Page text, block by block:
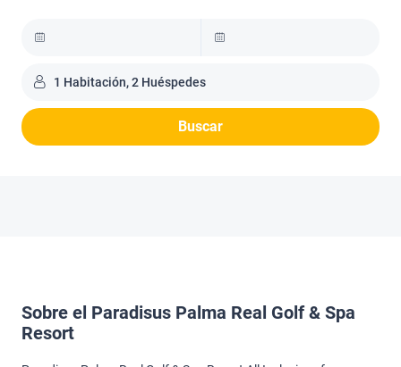
1 Habitación, 2 Huéspedes
Buscar
Sobre el Paradisus Palma Real Golf & Spa
Resort